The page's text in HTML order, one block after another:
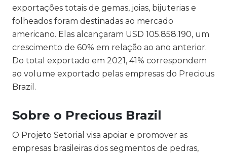
exportações totais de gemas, joias, bijuterias e
folheados foram destinadas ao mercado
americano. Elas alcançaram USD 105.858.190, um
crescimento de 60% em relação ao ano anterior.
Do total exportado em 2021, 41% correspondem
ao volume exportado pelas empresas do Precious
Brazil.
Sobre o Precious Brazil
O Projeto Setorial visa apoiar e promover as
empresas brasileiras dos segmentos de pedras,